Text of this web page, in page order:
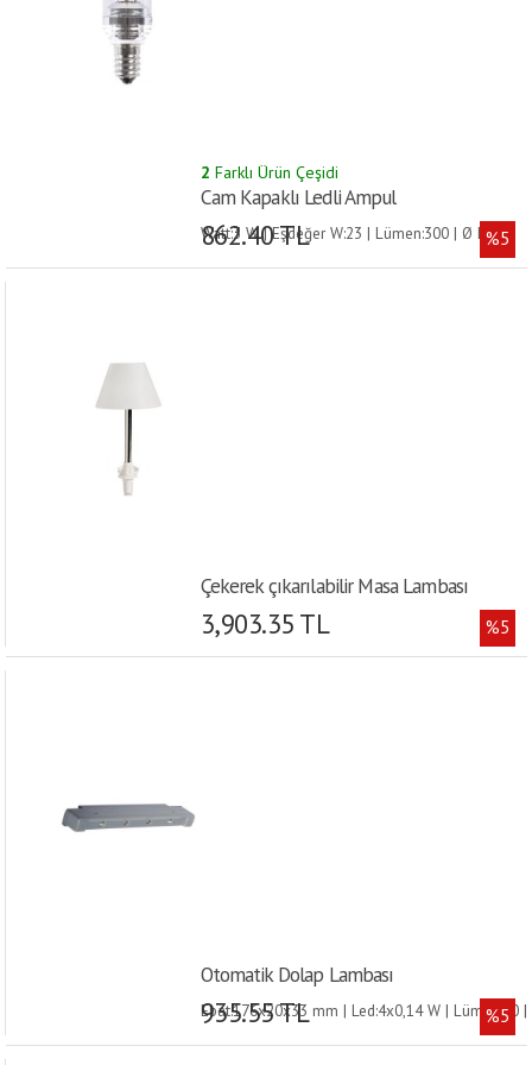
2 Farklı Ürün Çeşidi
Cam Kapaklı Ledli Ampul
Watt:3 W | Eşdeğer W:23 | Lümen:300 | Ø D:18
862.40 TL %5
Çekerek çıkarılabilir Masa Lambası
3,903.35 TL %5
Otomatik Dolap Lambası
Ebat:176x20x33 mm | Led:4x0,14 W | Lümen:40 |
935.55 TL %5